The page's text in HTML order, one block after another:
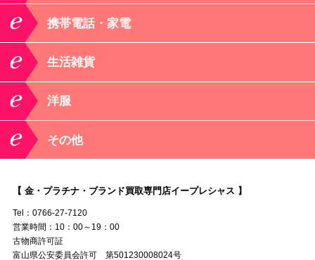
携帯電話・家電
生活雑貨
洋服
その他
【 金・プラチナ・ブランド買取専門店イープレシャス 】
Tel：0766-27-7120
営業時間：10：00～19：00
古物商許可証
富山県公安委員会許可 第501230008024号